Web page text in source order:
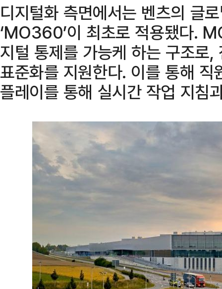
디지털화 측면에서는 벤츠의 글
‘MO360’이 최초로 적용됐다.
지털 통제를 가능케 하는 구조로
표준화를 지원한다. 이를 통해
플레이를 통해 실시간 작업 지침